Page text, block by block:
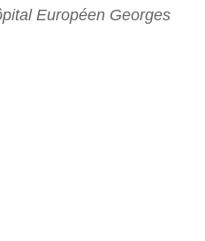
Européen Georges